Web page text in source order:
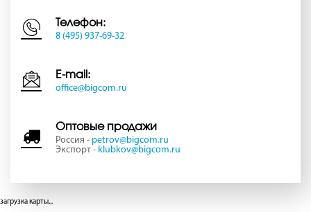
Телефон:
8 (495) 937-69-32
E-mail:
office@bigcom.ru
Оптовые продажи
Россия - petrov@bigcom.ru
Экспорт - klubkov@bigcom.ru
загрузка карты...